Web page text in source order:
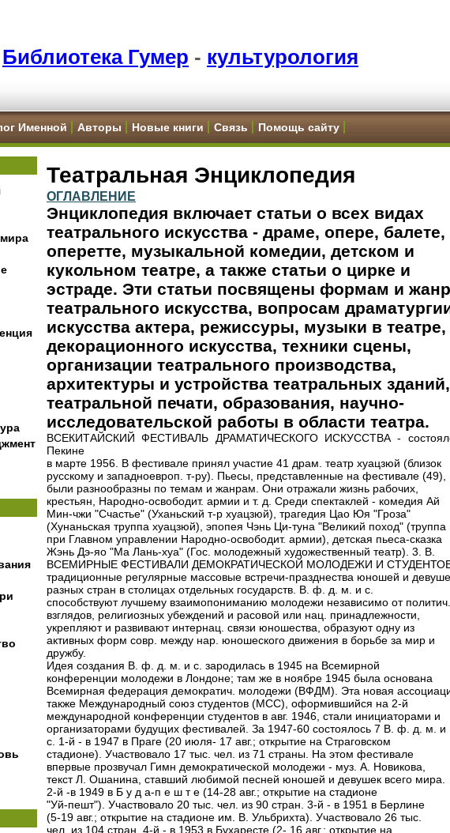
Библиотека Гумер - культурология
Именной Авторы Новые книги Связь Помощь сайту
Театральная Энциклопедия
ОГЛАВЛЕНИЕ
Энциклопедия включает статьи о всех видах
театрального искусства - драме, опере, балете,
оперетте, музыкальной комедии, детском и
кукольном театре, а также статьи о цирке и
эстраде. Эти статьи посвящены формам и
театрального искусства, вопросам
искусства актера, режиссуры, музыки в театре,
декорационного искусства, техники сцены,
организации театрального производства,
архитектуры и устройства театральных зданий,
театральной печати, образования, научно-
исследовательской работы в области театра.
ВСЕКИТАЙСКИЙ ФЕСТИВАЛЬ ДРАМАТИЧЕСКОГО ИСКУССТВА -
Пекине
в марте 1956. В фестивале принял участие 41 драм. театр хуацзюй (близок
русскому и западноевроп. т-ру). Пьесы, представленные на фестивале (49),
были разнообразны по темам и жанрам. Они отражали жизнь рабочих,
крестьян, Народно-освободит. армии и т. д. Среди спектаклей - комедия Ай
Мин-чжи "Счастье" (Уханьский т-р хуацзюй), трагедия Цао Юя "Гроза"
(Хунаньская труппа хуацзюй), эпопея Чэнь Ци-туна "Великий поход" (труппа
при Главном управлении Народно-освободит. армии), детская пьеса-сказка
Жэнь Дэ-яо "Ма Лань-хуа" (Гос. молодежный художественный театр). 3. В.
ВСЕМИРНЫЕ ФЕСТИВАЛИ ДЕМОКРАТИЧЕСКОЙ МОЛОДЕЖИ И
традиционные регулярные массовые встречи-празднества юношей и
разных стран в столицах отдельных государств. В. ф. д. м. и с.
способствуют лучшему взаимопониманию молодежи независимо от политич.
взглядов, религиозных убеждений и расовой или нац. принадлежности,
укрепляют и развивают интернац. связи юношества, образуют одну из
активных форм совр. между нар. юношеского движения в борьбе за мир и
дружбу.
Идея создания В. ф. д. м. и с. зародилась в 1945 на Всемирной
конференции молодежи в Лондоне; там же в ноябре 1945 была основана
Всемирная федерация демократич. молодежи (ВФДМ). Эта новая
также Международный союз студентов (МСС), оформившийся на 2-й
международной конференции студентов в авг. 1946, стали инициаторами и
организаторами будущих фестивалей. За 1947-60 состоялось 7 В. ф. д. м. и
с. 1-й - в 1947 в Праге (20 июля- 17 авг.; открытие на Страговском
стадионе). Участвовало 17 тыс. чел. из 71 страны. На этом фестивале
впервые прозвучал Гимн демократической молодежи - муз. А. Новикова,
текст Л. Ошанина, ставший любимой песней юношей и девушек всего мира.
2-й -в 1949 в Б у д а-п е ш т е (14-28 авг.; открытие на стадионе
"Уй-пешт"). Участвовало 20 тыс. чел. из 90 стран. 3-й - в 1951 в Берлине
(5-19 авг.; открытие на стадионе им. В. Ульбрихта). Участвовало 26 тыс.
чел. из 104 стран. 4-й - в 1953 в Бухаресте (2- 16 авг.; открытие на